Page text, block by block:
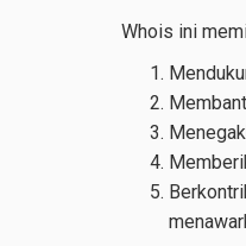
Whois ini